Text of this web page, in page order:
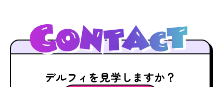
デルフィを見学しますか？